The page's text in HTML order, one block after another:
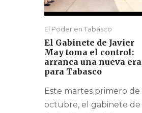
El Poder en Tabasco
El Gabinete de Javier
May toma el control:
arranca una nueva era
para Tabasco
Este martes primero de
octubre, el gabinete de